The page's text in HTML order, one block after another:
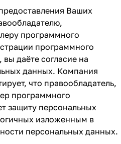
Ваших
программного
программного
даёте согласие на
данных. Компания
что правообладатель,
программного
защиту персональных
изложенным в
персональных данных.